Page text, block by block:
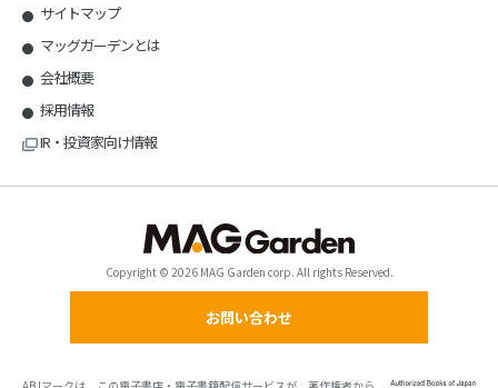
サイトマップ
マッグガーデンとは
会社概要
採用情報
IR・投資家向け情報
Copyright © 2026 MAG Garden corp. All rights Reserved.
お問い合わせ